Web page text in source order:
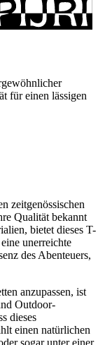
für einen lässigen
zeitgenössischen
Qualität bekannt
bietet dieses T-
unerreichte
des Abenteuers,
anzupassen, ist
Outdoor-
dieses
einen natürlichen
sogar unter einer